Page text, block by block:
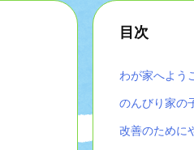
目次
わが家へよう
のんびり家の
改善のために